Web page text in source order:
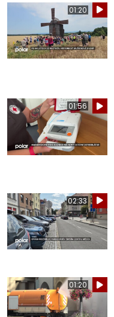
01:20
01:56
02:33
01:20